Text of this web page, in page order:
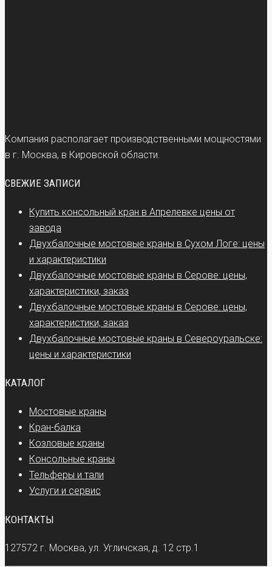
Компания располагает производственными мощностями
в г. Москва, в Кировской области.
СВЕЖИЕ ЗАПИСИ
Купить консольный кран в Апрелевке цены от
завода
Двухбалочные мостовые краны в Сухом Логе: цены
и характеристики
Двухбалочные мостовые краны в Серове: цены,
характеристики, заказ
Двухбалочные мостовые краны в Серове: цены,
характеристики, заказ
Двухбалочные мостовые краны в Североуральске:
цены и характеристики
КАТАЛОГ
Мостовые краны
Кран-балка
Козловые краны
Консольные краны
Тельферы и тали
Услуги и сервис
КОНТАКТЫ
127572 г. Москва, ул. Угличская, д. 12 стр.1